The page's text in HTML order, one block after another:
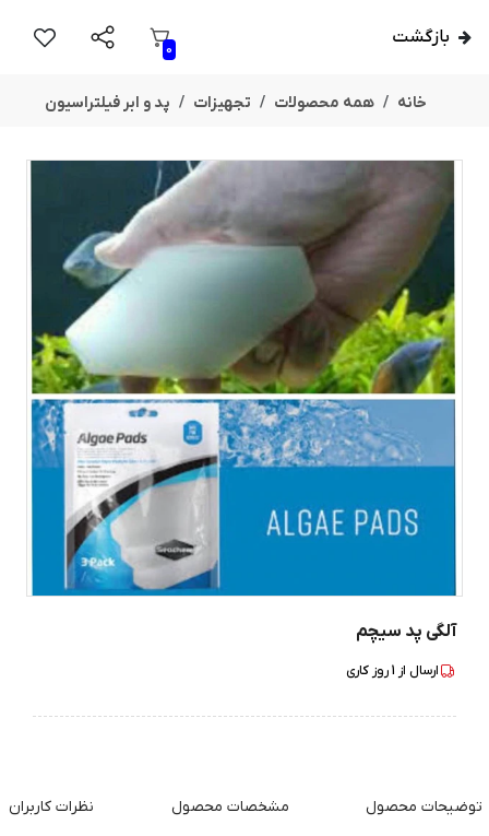
بازگشت
0
خانه همه محصولات تجهیزات پد و ابر فیلتراسیون
آلگی پد سیچم
ارسال از 1روز کاری
توضیحات محصول مشخصات محصول نظرات کاربران